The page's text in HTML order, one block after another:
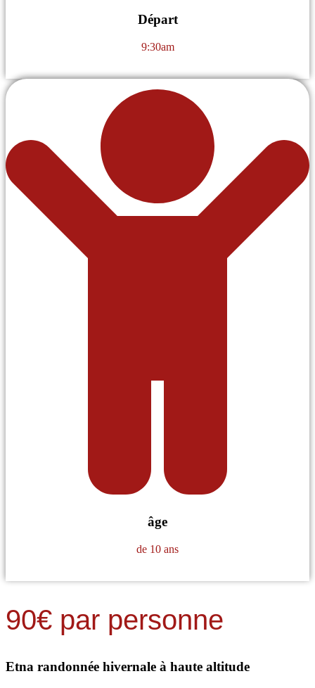
Départ
9:30am
âge
de 10 ans
90€ par personne
Etna randonnée hivernale à haute altitude